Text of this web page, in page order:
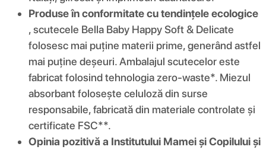
Produse în conformitate cu tendințele ecologice
, scutecele Bella Baby Happy Soft & Delicate
folosesc mai puține materii prime, generând astfel
mai puține deșeuri. Ambalajul scutecelor este
fabricat folosind tehnologia zero-waste*. Miezul
absorbant folosește celuloză din surse
responsabile, fabricată din materiale controlate și
certificate FSC**.
Opinia pozitivă a Institutului Mamei și Copilului și